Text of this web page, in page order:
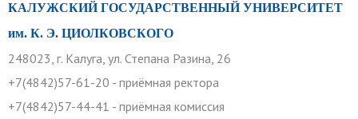
КАЛУЖСКИЙ ГОСУДАРСТВЕННЫЙ УНИВЕРСИТЕТ
им. К. Э. ЦИОЛКОВСКОГО
248023, г. Калуга, ул. Степана Разина, 26
+7(4842)57-61-20 - приёмная ректора
+7(4842)57-44-41 - приёмная комиссия